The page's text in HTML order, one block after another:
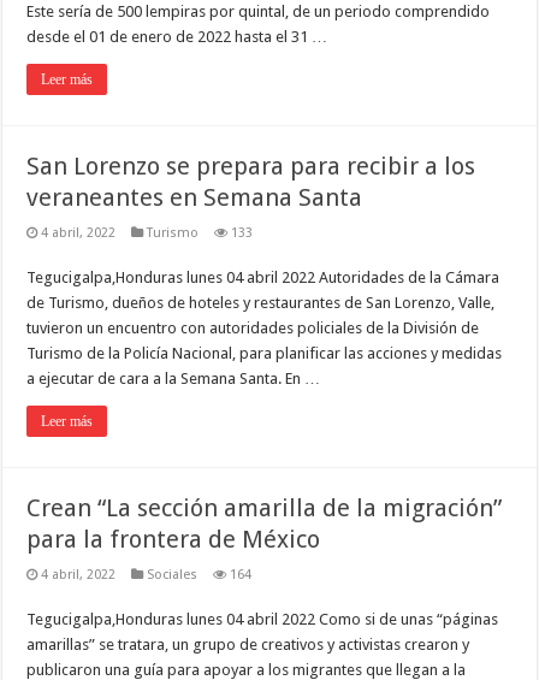
Este sería de 500 lempiras por quintal, de un periodo comprendido
desde el 01 de enero de 2022 hasta el 31 …
Leer más
San Lorenzo se prepara para recibir a los
veraneantes en Semana Santa
4 abril, 2022 Turismo 133
Tegucigalpa,Honduras lunes 04 abril 2022 Autoridades de la Cámara
de Turismo, dueños de hoteles y restaurantes de San Lorenzo, Valle,
tuvieron un encuentro con autoridades policiales de la División de
Turismo de la Policía Nacional, para planificar las acciones y medidas
a ejecutar de cara a la Semana Santa. En …
Leer más
Crean “La sección amarilla de la migración”
para la frontera de México
4 abril, 2022 Sociales 164
Tegucigalpa,Honduras lunes 04 abril 2022 Como si de unas “páginas
amarillas” se tratara, un grupo de creativos y activistas crearon y
publicaron una guía para apoyar a los migrantes que llegan a la